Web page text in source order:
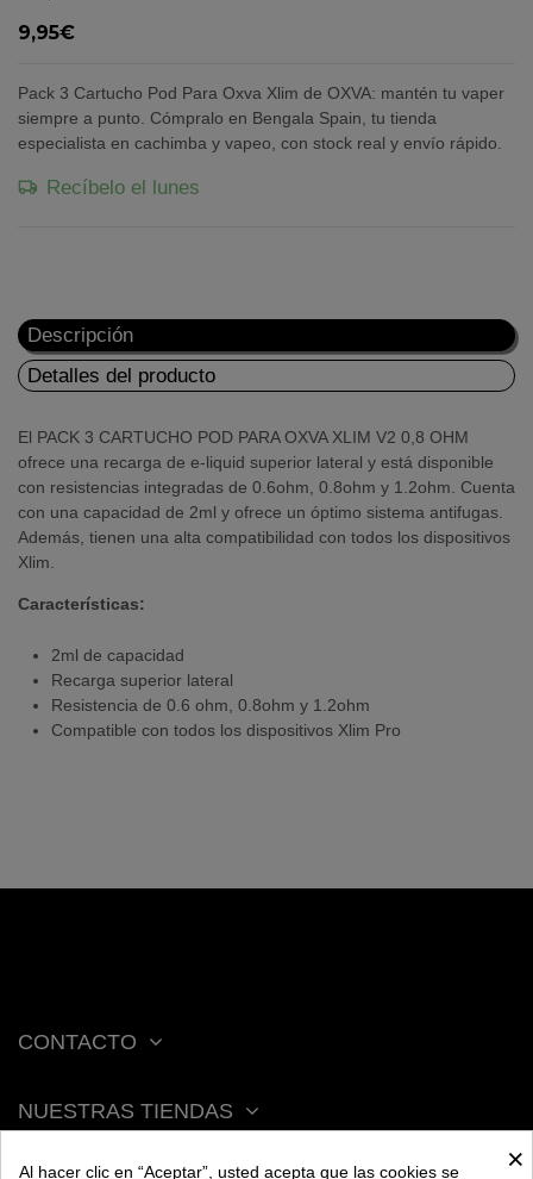
9,95€
Pack 3 Cartucho Pod Para Oxva Xlim de OXVA: mantén tu vaper
siempre a punto. Cómpralo en Bengala Spain, tu tienda
especialista en cachimba y vapeo, con stock real y envío rápido.
Recíbelo el lunes
Descripción
Detalles del producto
El PACK 3 CARTUCHO POD PARA OXVA XLIM V2 0,8 OHM
ofrece una recarga de e-liquid superior lateral y está disponible
con resistencias integradas de 0.6ohm, 0.8ohm y 1.2ohm. Cuenta
con una capacidad de 2ml y ofrece un óptimo sistema antifugas.
Además, tienen una alta compatibilidad con todos los dispositivos
Xlim.
Características:
2ml de capacidad
Recarga superior lateral
Resistencia de 0.6 ohm, 0.8ohm y 1.2ohm
Compatible con todos los dispositivos Xlim Pro
CONTACTO
NUESTRAS TIENDAS
×
Al hacer clic en “Aceptar”, usted acepta que las cookies se